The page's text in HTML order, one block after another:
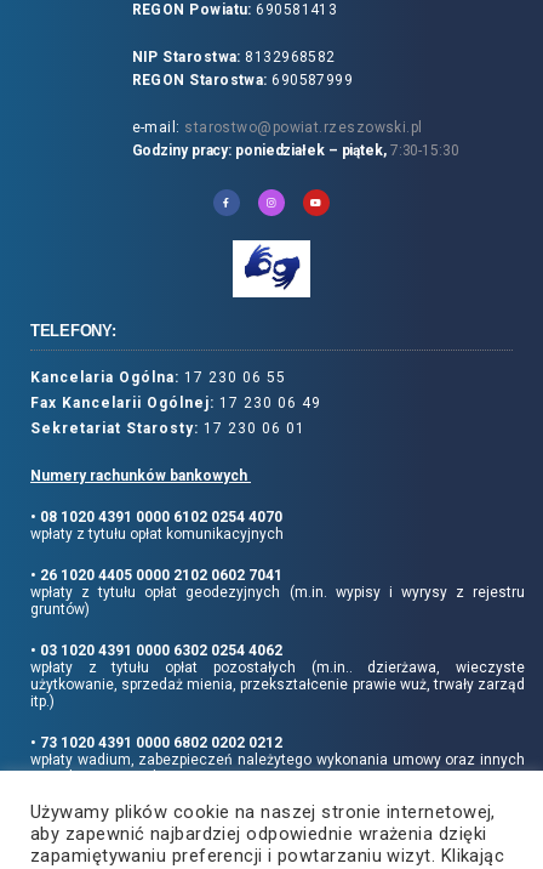
REGON Powiatu: 690581413
NIP Starostwa: 8132968582
REGON Starostwa: 690587999
e-mail: starostwo@powiat.rzeszowski.pl
Godziny pracy: poniedziałek – piątek, 7:30-15:30
TELEFONY:
Kancelaria Ogólna: 17 230 06 55
Fax Kancelarii Ogólnej: 17 230 06 49
Sekretariat Starosty: 17 230 06 01
Numery rachunków bankowych
• 08 1020 4391 0000 6102 0254 4070
wpłaty z tytułu opłat komunikacyjnych
• 26 1020 4405 0000 2102 0602 7041
wpłaty z tytułu opłat geodezyjnych (m.in. wypisy i wyrysy z rejestru
gruntów)
• 03 1020 4391 0000 6302 0254 4062
wpłaty z tytułu opłat pozostałych (m.in.. dzierżawa, wieczyste
użytkowanie, sprzedaż mienia, przekształcenie prawie wuż, trwały zarząd
itp.)
• 73 1020 4391 0000 6802 0202 0212
wpłaty wadium, zabezpieczeń należytego wykonania umowy oraz innych
Informujemy, że opłatę skarbową należy uiszczać na rachunek Urzędu
Miasta Rzeszowa:
• 90 1240 6960 3851 0062 0000 0423
Używamy plików cookie na naszej stronie internetowej,
aby zapewnić najbardziej odpowiednie wrażenia dzięki
zapamiętywaniu preferencji i powtarzaniu wizyt. Klikając